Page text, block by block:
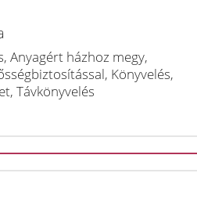
Anyagért házhoz megy,
Könyvelés,
Távkönyvelés